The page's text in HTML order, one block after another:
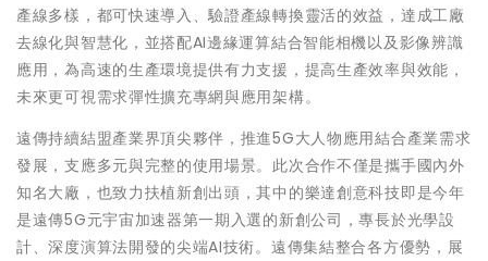
產線多樣，都可快速導入、驗證產線轉換靈活的效益，達成工廠
去線化與智慧化，並搭配AI邊緣運算結合智能相機以及影像辨識
應用，為高速的生產環境提供有力支援，提高生產效率與效能，
未來更可視需求彈性擴充專網與應用架構。
遠傳持續結盟產業界頂尖夥伴，推進5G大人物應用結合產業需求
發展，支應多元與完整的使用場景。此次合作不僅是攜手國內外
知名大廠，也致力扶植新創出頭，其中的樂達創意科技即是今年
是遠傳5G元宇宙加速器第一期入選的新創公司，專長於光學設
計、深度演算法開發的尖端AI技術。遠傳集結整合各方優勢，展